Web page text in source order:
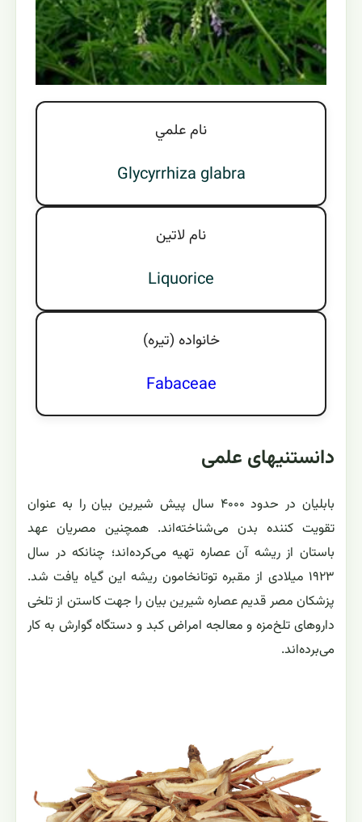
نام علمي
Glycyrrhiza glabra
نام لاتين
Liquorice
خانواده (تيره)
Fabaceae
دانستنیهای علمی
بابلیان در حدود ۴۰۰۰ سال پیش شیرین بیان را به عنوان
تقویت کننده بدن می‌شناخته‌اند. همچنین مصریان عهد
باستان از ریشه آن عصاره تهیه می‌کرده‌اند؛ چنانکه در سال
۱۹۲۳ میلادی از مقبره توتانخامون ریشه این گیاه یافت شد.
پزشکان مصر قدیم عصاره شیرین بیان را جهت کاستن از تلخی
داروهای تلخ‌مزه و معالجه امراض کبد و دستگاه گوارش به کار
می‌برده‌اند.